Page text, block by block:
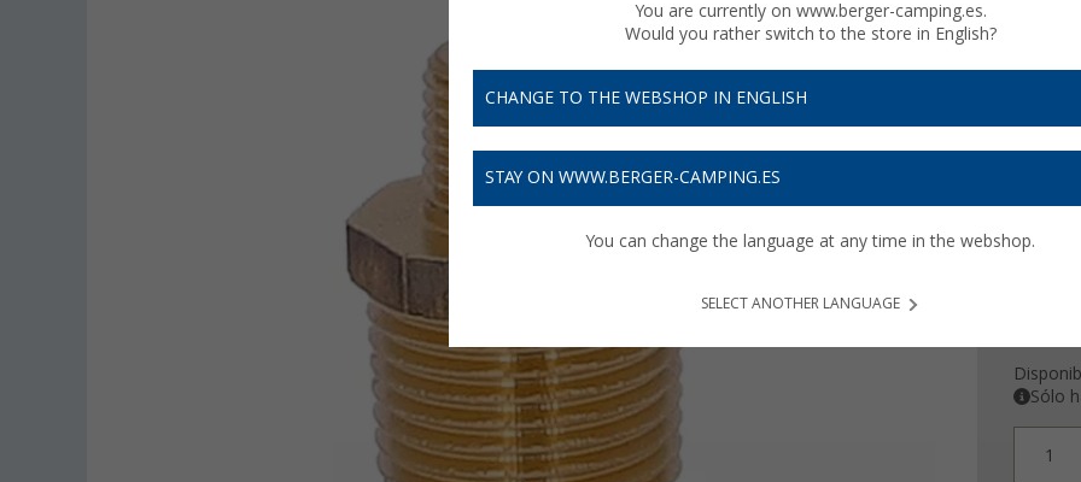
12,
Recibe
Sólo
1
You are currently on www.berger-camping.es.
Would you rather switch to the store in English?
CHANGE TO THE WEBSHOP IN ENGLISH
STAY ON WWW.BERGER-CAMPING.ES
You can change the language at any time in the webshop.
SELECT ANOTHER LANGUAGE